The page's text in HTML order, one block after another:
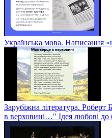
Українська мова. Написання
Зарубіжна література.
в верховині…" Ідея любові до